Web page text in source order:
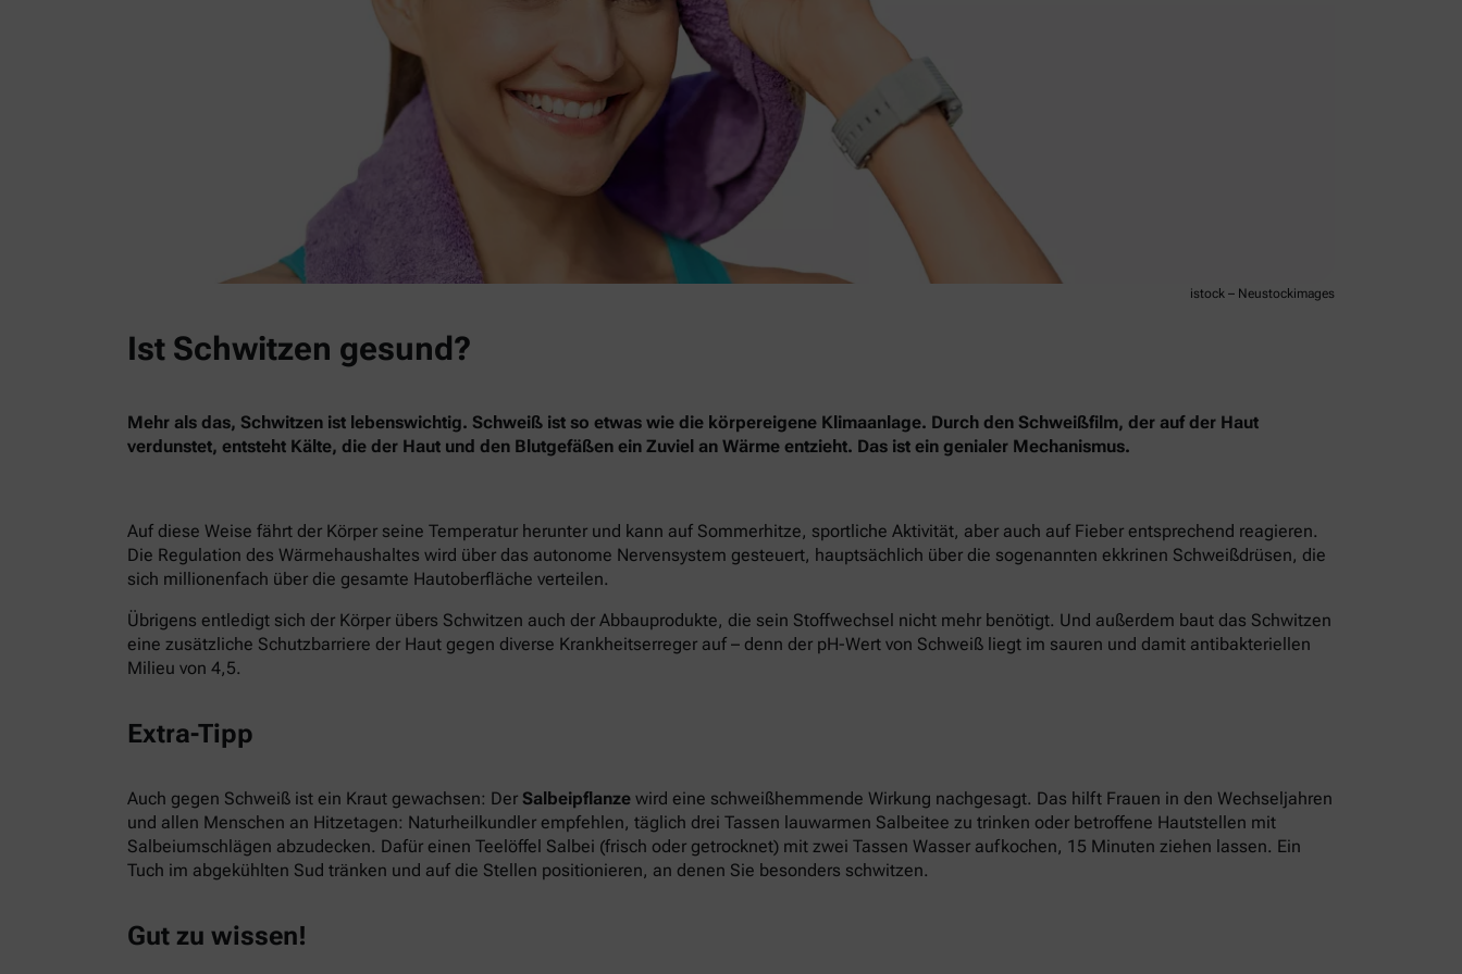
istock – Neustockimages
Ist Schwitzen gesund?
Mehr als das, Schwitzen ist lebenswichtig. Schweiß ist so etwas wie die körpereigene Klimaanlage. Durch den Schweißfilm, der auf der Haut
verdunstet, entsteht Kälte, die der Haut und den Blutgefäßen ein Zuviel an Wärme entzieht. Das ist ein genialer Mechanismus.
Auf diese Weise fährt der Körper seine Temperatur herunter und kann auf Sommerhitze, sportliche Aktivität, aber auch auf Fieber entsprechend reagieren.
Die Regulation des Wärmehaushaltes wird über das autonome Nervensystem gesteuert, hauptsächlich über die sogenannten ekkrinen Schweißdrüsen, die
sich millionenfach über die gesamte Hautoberfläche verteilen.
Übrigens entledigt sich der Körper übers Schwitzen auch der Abbauprodukte, die sein Stoffwechsel nicht mehr benötigt. Und außerdem baut das Schwitzen
eine zusätzliche Schutzbarriere der Haut gegen diverse Krankheitserreger auf – denn der pH-Wert von Schweiß liegt im sauren und damit antibakteriellen
Milieu von 4,5.
Extra-Tipp
Auch gegen Schweiß ist ein Kraut gewachsen: Der Salbeipflanze wird eine schweißhemmende Wirkung nachgesagt. Das hilft Frauen in den Wechseljahren
und allen Menschen an Hitzetagen: Naturheilkundler empfehlen, täglich drei Tassen lauwarmen Salbeitee zu trinken oder betroffene Hautstellen mit
Salbeiumschlägen abzudecken. Dafür einen Teelöffel Salbei (frisch oder getrocknet) mit zwei Tassen Wasser aufkochen, 15 Minuten ziehen lassen. Ein
Tuch im abgekühlten Sud tränken und auf die Stellen positionieren, an denen Sie besonders schwitzen.
Gut zu wissen!